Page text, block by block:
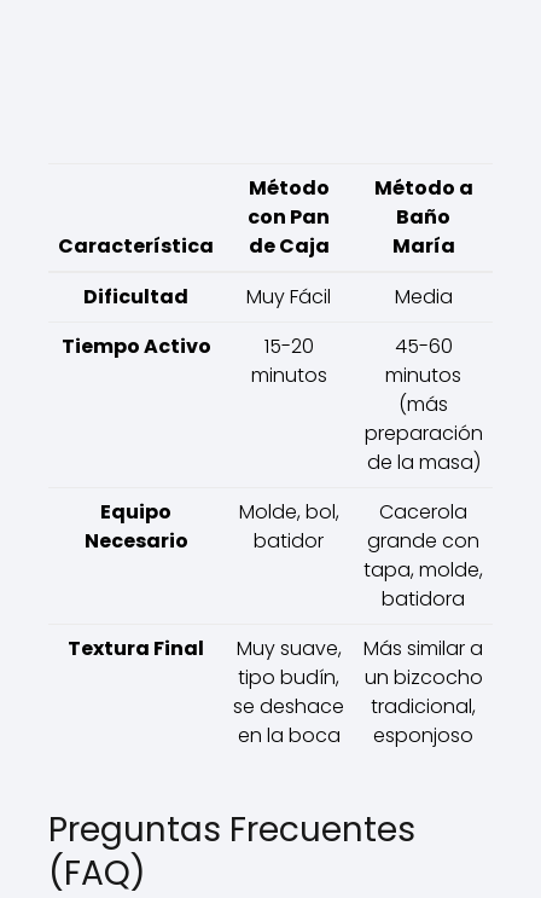
Característica
Método
con Pan
de Caja
Método a
Baño
María
Dificultad
Muy Fácil
Media
Tiempo Activo
15-20
minutos
45-60
minutos
(más
preparación
de la masa)
Equipo
Necesario
Molde, bol,
batidor
Cacerola
grande con
tapa, molde,
batidora
Textura Final
Muy suave,
tipo budín,
se deshace
en la boca
Más similar a
un bizcocho
tradicional,
esponjoso
Preguntas Frecuentes
(FAQ)